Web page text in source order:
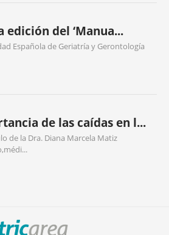
edición del ‘Manua...
Española de Geriatría y Gerontología
de las caídas en l...
de la Dra. Diana Marcela Matiz